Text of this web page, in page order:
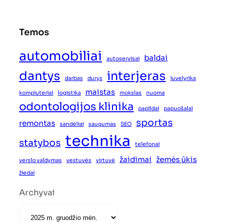
Temos
automobiliai autoservisai baldai
dantys darbas durys interjeras juvelyrika
kompiuteriai logistika maistas mokslas nuoma
odontologijos klinika papildai papuošalai
remontas sandėliai saugumas SEO
sportas
statybos technika telefonai
verslo valdymas vestuvės virtuvė žaidimai žemės ūkis
žiedai
Archyvai